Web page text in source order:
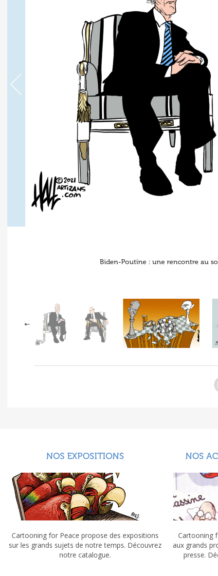
Biden-Poutine : une rencontre au
NOS EXPOSITIONS
Cartooning for Peace propose des expositions
sur les grands sujets de notre temps. Découvrez
notre catalogue.
NOS
Cartooning
aux grands
presse.